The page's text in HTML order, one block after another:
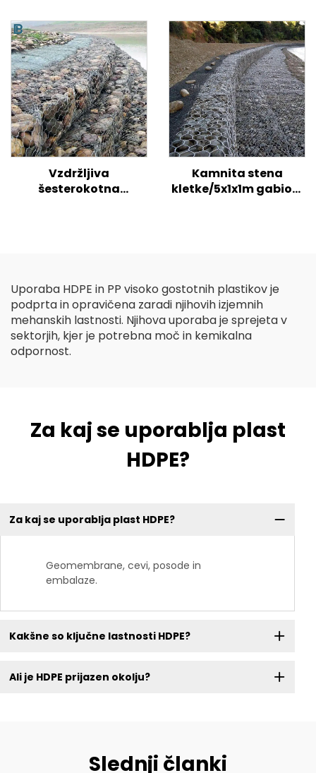
Pond Farm Liner Pond
Liner Geomembrane
umetno jezero,
rezervoar za jez,
obloga, bazen, ribnik,
ribnik, podloga, HDPE
geomembrana
Vzdržljiva
šesterokotna
Kamnita stena
kletke/5x1x1m gabioni
Uporaba HDPE in PP visoko gostotnih plastikov je
podprta in opravičena zaradi njihovih izjemnih
mehanskih lastnosti. Njihova uporaba je sprejeta v
sektorjih, kjer je potrebna moč in kemikalna
odpornost.
Za kaj se uporablja plast
HDPE?
Za kaj se uporablja plast HDPE?
Geomembrane, cevi, posode in
embalaze.
Kakšne so ključne lastnosti HDPE?
Ali je HDPE prijazen okolju?
Slednji članki